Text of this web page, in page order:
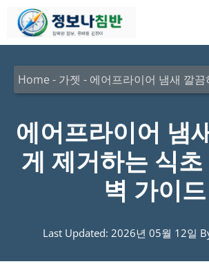
Home - 가젯 - 에어프라이어 냄새 깔끔하게 제거하
에어프라이어 냄
게 제거하는 식
벽 가이드
Last Updated: 2026년 05월 12일